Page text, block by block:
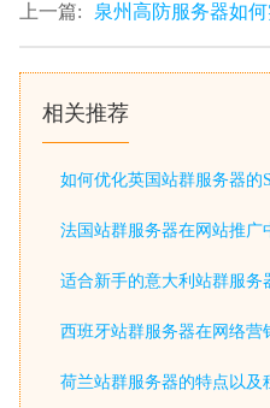
上一篇: 泉州高防服务器如
相关推荐
如何优化英国站群服务器的
法国站群服务器在网站推广
适合新手的意大利站群服务
西班牙站群服务器在网络营
荷兰站群服务器的特点以及